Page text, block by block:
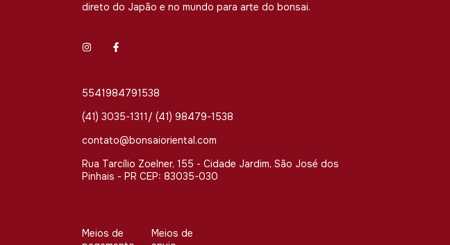
direto do Japão e no mundo para arte do bonsai.
5541984791538
(41) 3035-1311/ (41) 98479-1538
contato@bonsaioriental.com
Rua Tarcílio Zoelner, 155 - Cidade Jardim, São José dos
Pinhais - PR CEP: 83035-030
Meios de
Meios de